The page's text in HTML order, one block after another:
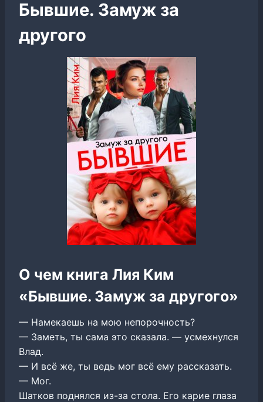
Бывшие. Замуж за
другого
О чем книга Лия Ким
«Бывшие. Замуж за другого»
— Намекаешь на мою непорочность?
— Заметь, ты сама это сказала. — усмехнулся
Влад.
— И всё же, ты ведь мог всё ему рассказать.
— Мог.
Шатков поднялся из-за стола. Его карие глаза